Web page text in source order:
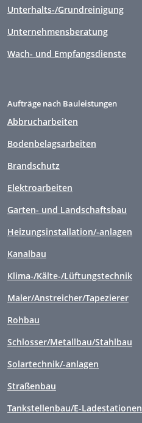
Unterhalts-/Grundreinigung
Unternehmensberatung
Wach- und Empfangsdienste
Aufträge nach Bauleistungen
Abbrucharbeiten
Bodenbelagsarbeiten
Brandschutz
Elektroarbeiten
Garten- und Landschaftsbau
Heizungsinstallation/-anlagen
Kanalbau
Klima-/Kälte-/Lüftungstechnik
Maler/Anstreicher/Tapezierer
Rohbau
Schlosser/Metallbau/Stahlbau
Solartechnik/-anlagen
Straßenbau
Tankstellenbau/E-Ladestationen